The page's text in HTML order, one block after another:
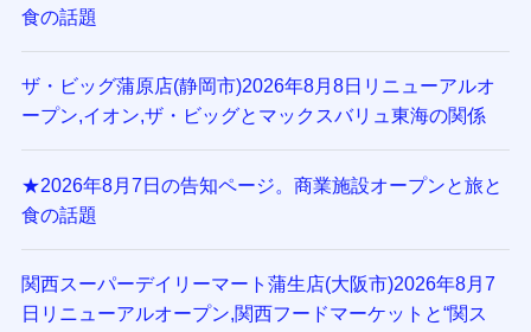
食の話題
ザ・ビッグ蒲原店(静岡市)2026年8月8日リニューアルオ
ープン,イオン,ザ・ビッグとマックスバリュ東海の関係
★2026年8月7日の告知ページ。商業施設オープンと旅と
食の話題
関西スーパーデイリーマート蒲生店(大阪市)2026年8月7
日リニューアルオープン,関西フードマーケットと“関ス